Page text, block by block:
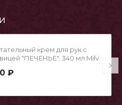
крем для рук с
"ПЕЧЕНЬЕ". 340 мл Milv
₽